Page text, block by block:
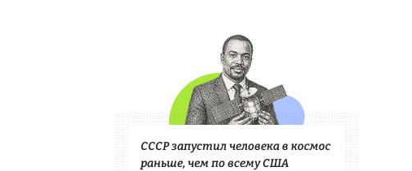
СССР запустил человека в космос
раньше, чем по всему США